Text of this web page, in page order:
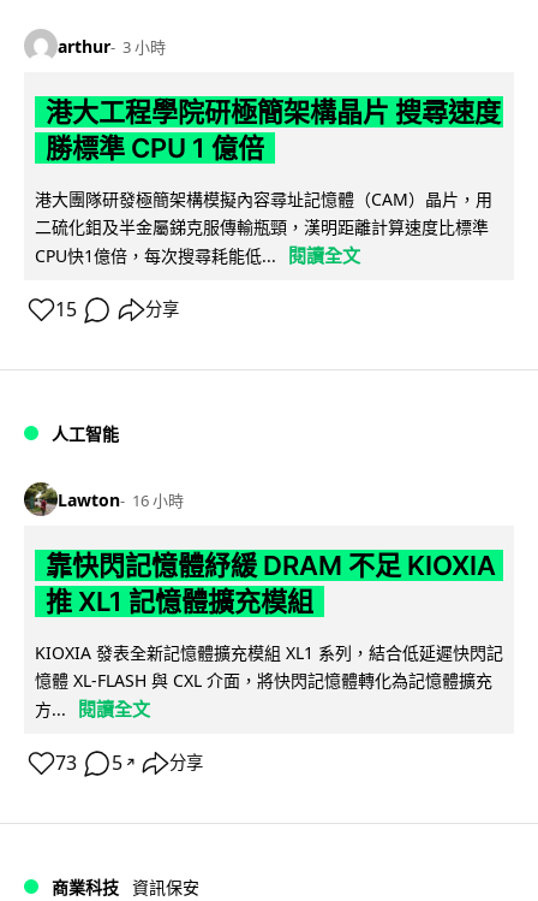
arthur 3 小時
港大工程學院研極簡架構晶片 搜尋速度
勝標準 CPU 1 億倍
港大團隊研發極簡架構模擬內容尋址記憶體（CAM）晶片，用
二硫化鉬及半金屬銻克服傳輸瓶頸，漢明距離計算速度比標準
CPU快1億倍，每次搜尋耗能低...
閱讀全文
15 分享
人工智能
Lawton 16 小時
靠快閃記憶體紓緩 DRAM 不足 KIOXIA
推 XL1 記憶體擴充模組
KIOXIA 發表全新記憶體擴充模組 XL1 系列，結合低延遲快閃記
憶體 XL-FLASH 與 CXL 介面，將快閃記憶體轉化為記憶體擴充
方...
閱讀全文
73 5 ↗ 分享
商業科技 資訊保安